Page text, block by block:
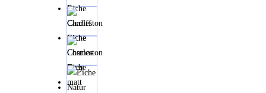
Cardiff
Eiche
Charleston
Eiche